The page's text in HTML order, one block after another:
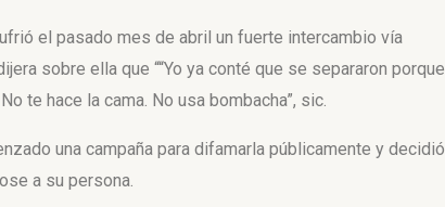
el pasado mes de abril un fuerte intercambio vía
sobre ella que ““Yo ya conté que se separaron porque
te hace la cama. No usa bombacha”, sic.
una campaña para difamarla públicamente y decidió
a su persona.